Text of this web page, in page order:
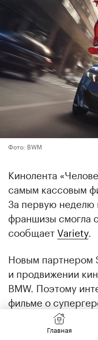
Фото: BWM
Кинолента
самым кассовым
За первую неделю
франшизы смогла
сообщаетVariety.
Новым партнером
и продвижении
BMW. Поэтому
фильме о
Подробнее — в
Главная